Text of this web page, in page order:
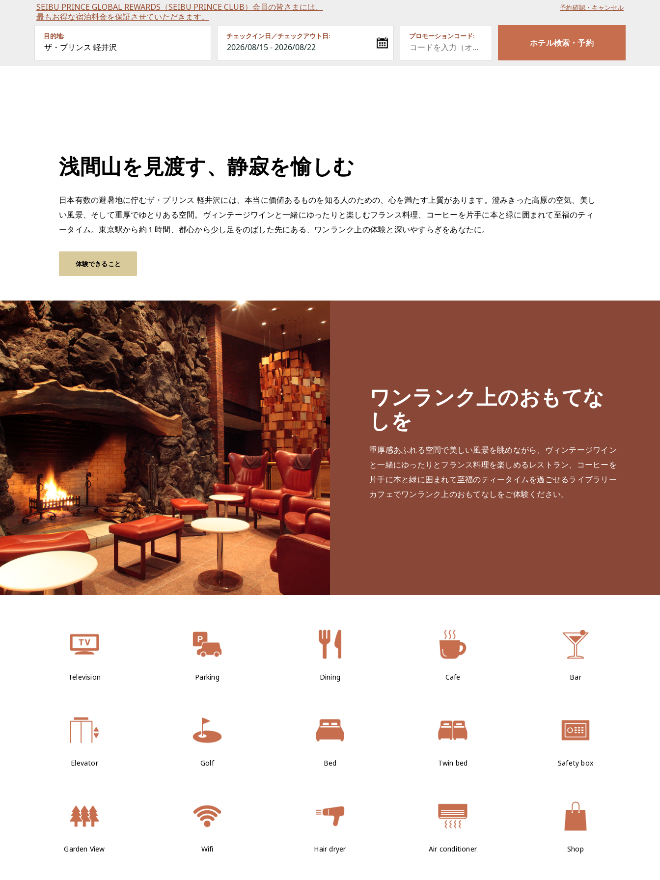
SEIBU PRINCE GLOBAL REWARDS（SEIBU PRINCE CLUB）会員の皆さまには、
最もお得な宿泊料金を保証させていただきます。
予約確認・キャンセル
目的地:
ザ・プリンス 軽井沢
チェックイン日／チェックアウト日: プロモーションコード:
浅間山を見渡す、静寂を愉しむ
日本有数の避暑地に佇むザ・プリンス 軽井沢には、本当に価値あるものを知る人のための、心を満たす上質があります。澄みきった高原の空気、美し
い風景、そして重厚でゆとりある空間。ヴィンテージワインと一緒にゆったりと楽しむフランス料理、コーヒーを片手に本と緑に囲まれて⾄福のティ
ータイム。東京駅から約１時間、都心から少し足をのばした先にある、ワンランク上の体験と深いやすらぎをあなたに。
体験できること
ワンランク上のおもてな
しを
重厚感あふれる空間で美しい風景を眺めながら、ヴィンテージワイン
と一緒にゆったりとフランス料理を楽しめるレストラン、コーヒーを
片手に本と緑に囲まれて⾄福のティータイムを過ごせるライブラリー
カフェでワンランク上のおもてなしをご体験ください。
Television Parking Dining Cafe Bar
Elevator Golf Bed Twin bed Safety box
Garden View Wifi Hair dryer Air conditioner Shop